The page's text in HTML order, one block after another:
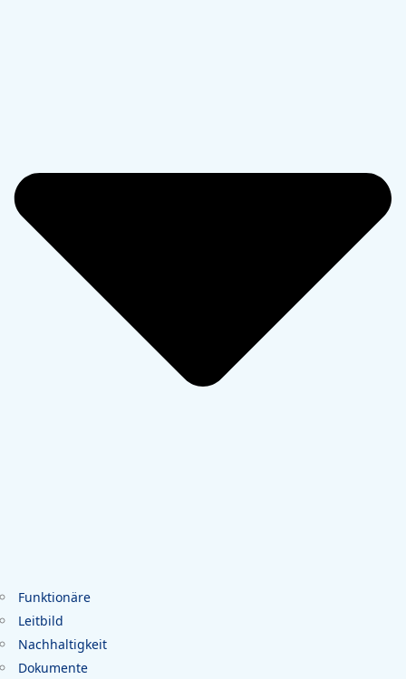
Funktionäre
Leitbild
Nachhaltigkeit
Dokumente